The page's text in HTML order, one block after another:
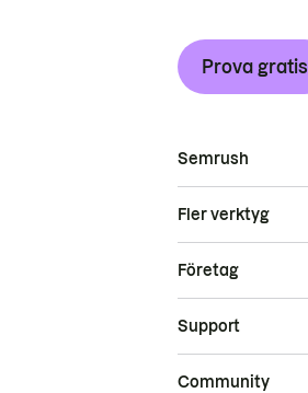
Prova gratis
Semrush
Fler verktyg
Företag
Support
Community